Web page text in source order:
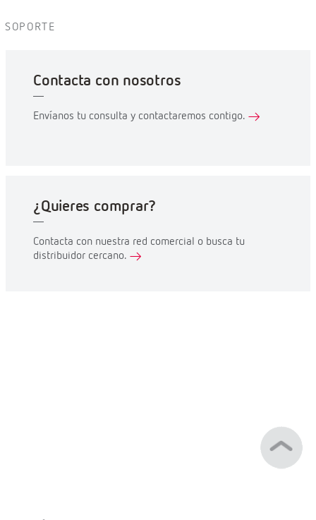
SOPORTE
Contacta con nosotros
Envíanos tu consulta y contactaremos contigo.
¿Quieres comprar?
Contacta con nuestra red comercial o busca tu
distribuidor cercano.